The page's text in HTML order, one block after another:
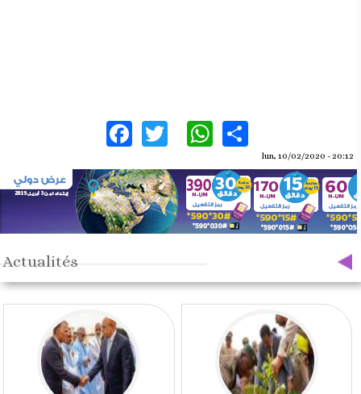
Facebook
TwitterWhatsApp
Share
lun, 10/02/2020 - 20:12
Actualités